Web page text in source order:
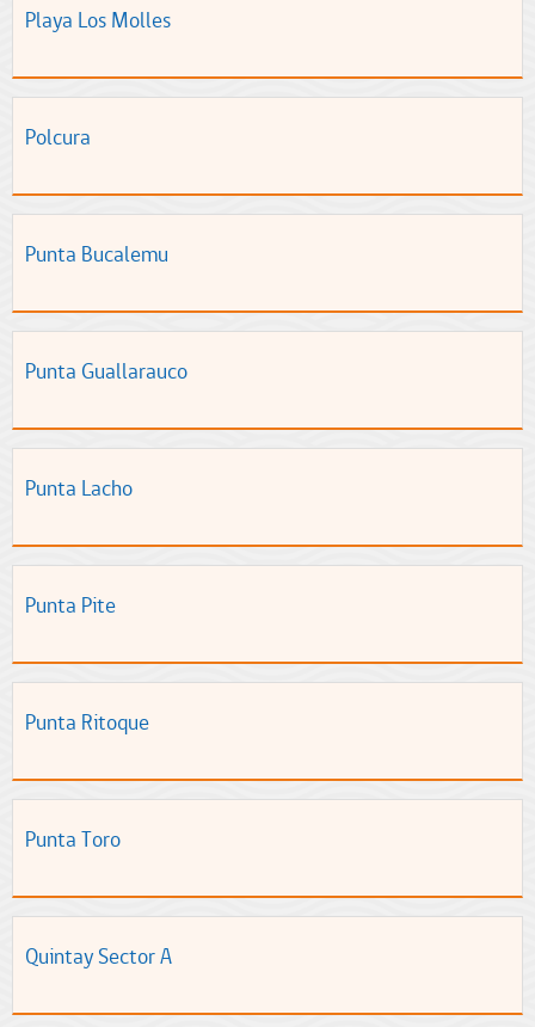
Playa Los Molles
Polcura
Punta Bucalemu
Punta Guallarauco
Punta Lacho
Punta Pite
Punta Ritoque
Punta Toro
Quintay Sector A